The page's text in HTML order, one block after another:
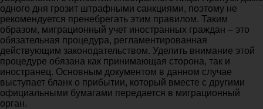
одного дня грозит штрафными санкциями, поэтому не
рекомендуется пренебрегать этим правилом. Таким
образом, миграционный учет иностранных граждан – это
обязательная процедура, регламентированная
действующим законодательством. Уделить внимание этой
процедуре обязана как принимающая сторона, так и
иностранец. Основным документом в данном случае
выступает бланк о прибытии, который вместе с другими
официальными бумагами передается в миграционный
орган.